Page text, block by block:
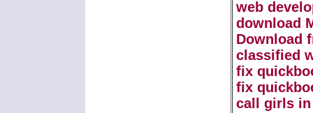
web
download
Download
classified
fix
fix
call girls in